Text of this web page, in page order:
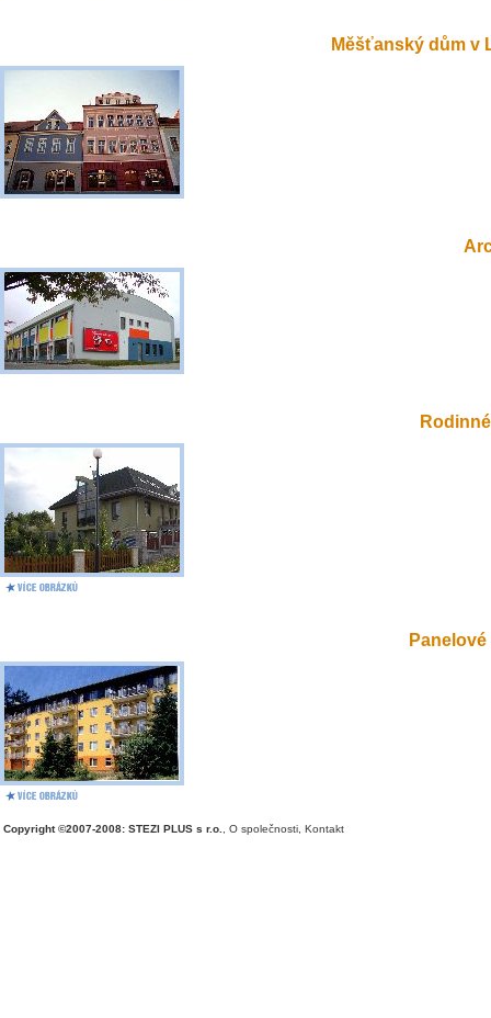
Měšťanský dům v
Panelové
Copyright ©2007-2008: STEZI PLUS s r.o. O společnosti Kontakt